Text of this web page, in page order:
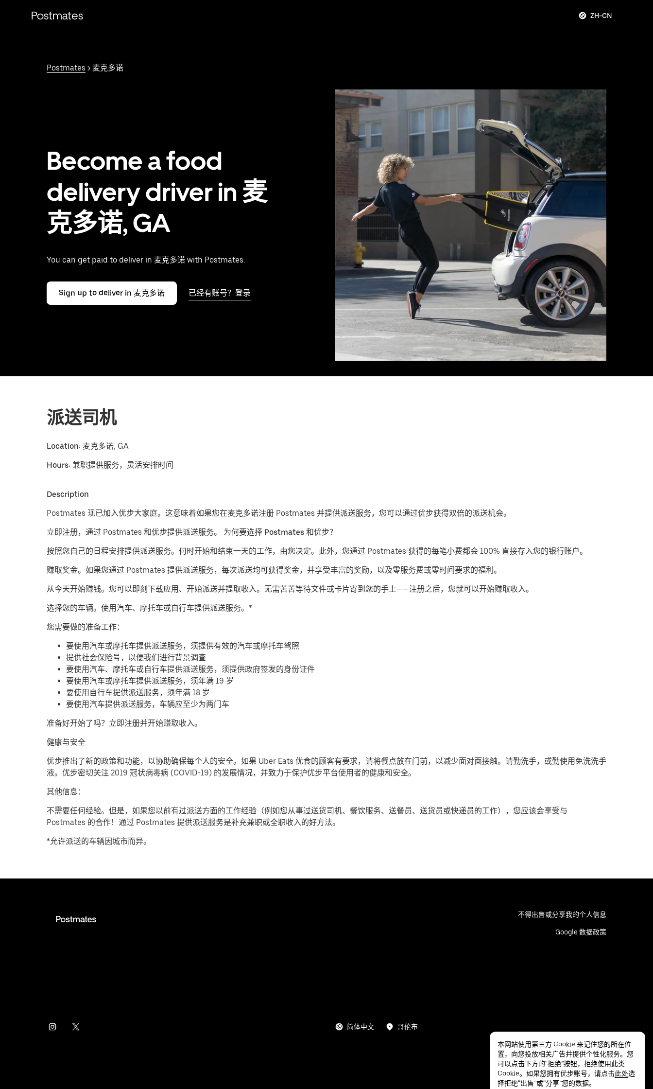
Postmates ZH-CN
Postmates > 麦克多诺
Become a food
delivery driver in 麦
克多诺, GA
You can get paid to deliver in 麦克多诺 with Postmates.
Sign up to deliver in 麦克多诺 已经有账号？登录
派送司机
Location: 麦克多诺, GA
Hours: 兼职提供服务，灵活安排时间
Description
Postmates 现已加入优步大家庭。这意味着如果您在麦克多诺注册 Postmates 并提供派送服务，您可以通过优步获得双倍的派送机会。
立即注册，通过 Postmates 和优步提供派送服务。 为何要选择 Postmates 和优步？
按照您自己的日程安排提供派送服务。 何时开始和结束一天的工作，由您决定。此外，您通过 Postmates 获得的每笔小费都会 100% 直接存入您的银行账户。
赚取奖金。 如果您通过 Postmates 提供派送服务，每次派送均可获得奖金，并享受丰富的奖励，以及零服务费或零时间要求的福利。
从今天开始赚钱。 您可以即刻下载应用、开始派送并提取收入。无需苦苦等待文件或卡片寄到您的手上——注册之后，您就可以开始赚取收入。
​选择您的车辆。使用汽车、摩托车或自行车提供派送服务。*
您需要做的准备工作：
要使用汽车或摩托车提供派送服务，须提供有效的汽车或摩托车驾照
提供社会保险号，以便我们进行背景调查
要使用汽车、摩托车或自行车提供派送服务，须提供政府签发的身份证件
要使用汽车或摩托车提供派送服务，须年满 19 岁
要使用自行车提供派送服务，须年满 18 岁
要使用汽车提供派送服务，车辆应至少为两门车
准备好开始了吗？立即注册并开始赚取收入。
健康与安全
优步推出了新的政策和功能，以协助确保每个人的安全。如果 Uber Eats 优食的顾客有要求，请将餐点放在门前，以减少面对面接触。请勤洗手，或勤使用免洗洗手
液。优步密切关注 2019 冠状病毒病 (COVID-19) 的发展情况，并致力于保护优步平台使用者的健康和安全。
其他信息：
不需要任何经验。但是，如果您以前有过派送方面的工作经验（例如您从事过送货司机、餐饮服务、送餐员、送货员或快递员的工作），您应该会享受与
Postmates 的合作！通过 Postmates 提供派送服务是补充兼职或全职收入的好方法。
*允许派送的车辆因城市而异。
不得出售或分享我的个人信息
Google 数据政策
简体中文 哥伦布
隐私 无障碍服务
本网站使用第三方 Cookie 来记住您的所在位
置，向您投放相关广告并提供个性化服务。您
可以点击下方的“拒绝”按钮，拒绝使用此类
Cookie。如果您拥有优步账号，请点击此处选
择拒绝“出售”或“分享”您的数据。